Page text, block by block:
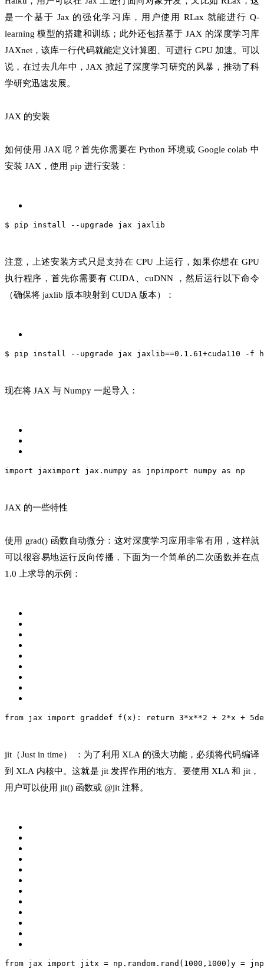
是一个基于 Jax 的强化学习库，用户使用 RLax 就能进行 Q-
learning 模型的搭建和训练；此外还包括基于 JAX 的深度学习库
JAXnet，该库一行代码就能定义计算图、可进行 GPU 加速。可以
说，在过去几年中，JAX 掀起了深度学习研究的风暴，推动了科
学研究迅速发展。
JAX 的安装
如何使用 JAX 呢？首先你需要在 Python 环境或 Google colab 中
安装 JAX，使用 pip 进行安装：
$ pip install --upgrade jax jaxlib
注意，上述安装方式只是支持在 CPU 上运行，如果你想在 GPU
执行程序，首先你需要有 CUDA、cuDNN ，然后运行以下命令
（确保将 jaxlib 版本映射到 CUDA 版本）：
$ pip install --upgrade jax jaxlib==0.1.61+cuda110 -f
现在将 JAX 与 Numpy 一起导入：
import jaximport jax.numpy as jnpimport numpy as np
JAX 的一些特性
使用 grad() 函数自动微分：这对深度学习应用非常有用，这样就
可以很容易地运行反向传播，下面为一个简单的二次函数并在点
1.0 上求导的示例：
from jax import graddef f(x): return 3*x**2 + 2*x + 5
jit（Just in time） ：为了利用 XLA 的强大功能，必须将代码编译
到 XLA 内核中。这就是 jit 发挥作用的地方。要使用 XLA 和 jit，
用户可以使用 jit() 函数或 @jit 注释。
from jax import jitx = np.random.rand(1000,1000) y =